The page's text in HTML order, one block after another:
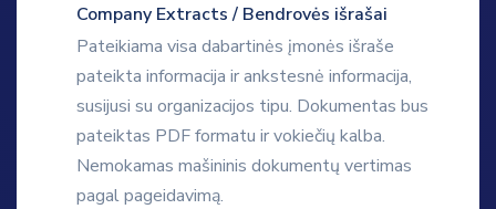
Company Extracts / Bendrovės išrašai
Pateikiama visa dabartinės įmonės išraše
pateikta informacija ir ankstesnė informacija,
susijusi su organizacijos tipu. Dokumentas bus
pateiktas PDF formatu ir vokiečių kalba.
Nemokamas mašininis dokumentų vertimas
pagal pageidavimą.